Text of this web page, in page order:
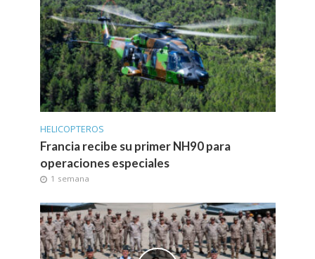
HELICOPTEROS
Francia recibe su primer NH90 para
operaciones especiales
1 semana